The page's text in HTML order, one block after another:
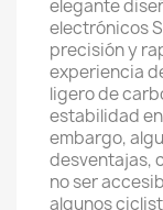
elegante
electrónicos
precisión y
experiencia
ligero de
estabilidad
embargo,
desventajas,
no ser
algunos